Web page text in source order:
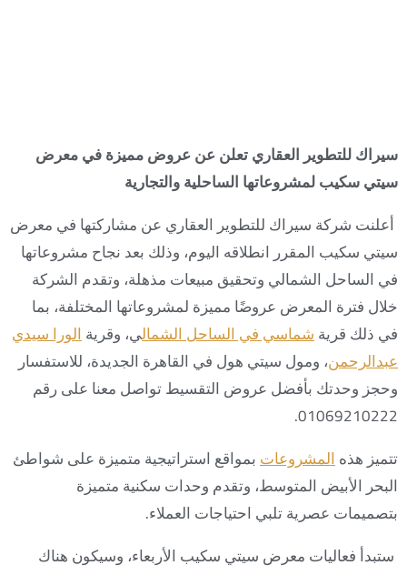
سيراك للتطوير العقاري تعلن عن عروض مميزة في معرض
سيتي سكيب لمشروعاتها الساحلية والتجارية
أعلنت شركة سيراك للتطوير العقاري عن مشاركتها في معرض
سيتي سكيب المقرر انطلاقه اليوم، وذلك بعد نجاح مشروعاتها
في الساحل الشمالي وتحقيق مبيعات مذهلة، وتقدم الشركة
خلال فترة المعرض عروضًا مميزة لمشروعاتها المختلفة، بما
في ذلك قريةشماسي في الساحل الشمالي، وقريةالورا سيدي
عبدالرحمن، ومول سيتي هول في القاهرة الجديدة، للاستفسار
وحجز وحدتك بأفضل عروض التقسيط تواصل معنا على رقم
01069210222.
تتميز هذهالمشروعاتبمواقع استراتيجية متميزة على شواطئ
البحر الأبيض المتوسط، وتقدم وحدات سكنية متميزة
بتصميمات عصرية تلبي احتياجات العملاء.
ستبدأ فعاليات معرض سيتي سكيب الأربعاء، وسيكون هناك